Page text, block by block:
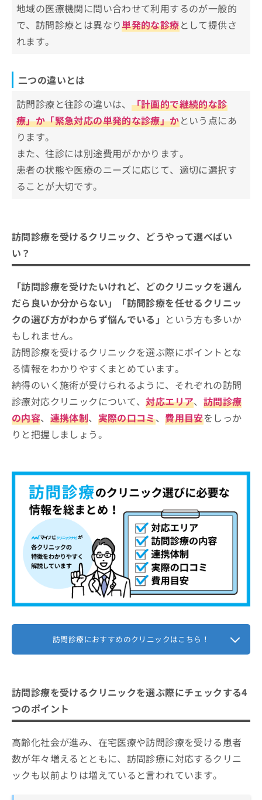
訪問診療が適している人の4つの特徴＆
訪問診療を受ける条件
1．高齢者や身体が不自由な方
3．認知症などで通院が困難な方
4．療養や医療処置を自宅や施設で受けたい方
費用や保険について知っておくこと
訪問診療に関するよくある質問10選！
まとめ：足立区対応で評判の良い訪問診療クリ
ニックおすすめ10選
地域の医療機関に問い合わせて利用するのが一般的
で、訪問診療とは異なり単発的な診療として提供さ
れます。
二つの違いとは
訪問診療と往診の違いは、 「計画的で継続的な診
療」か「緊急対応の単発的な診療」かという点にあ
ります。
また、往診には別途費用がかかります。
患者の状態や医療のニーズに応じて、適切に選択す
ることが大切です。
訪問診療を受けるクリニック、どうやって選べばい
い？
「訪問診療を受けたいけれど、どのクリニックを選ん
だら良いか分からない」「訪問診療を任せるクリニッ
クの選び方がわからず悩んでいる」 という方も多いか
もしれません。
訪問診療を受けるクリニックを選ぶ際にポイントとな
る情報をわかりやすくまとめています。
納得のいく施術が受けられるように、それぞれの訪問
診療対応クリニックについて、対応エリア、 訪問診療
の内容、 連携体制、 実際の口コミ、費用目安をしっか
りと把握しましょう。
訪問診療におすすめのクリニックはこちら！
訪問診療を受けるクリニックを選ぶ際にチェックする4
つのポイント
高齢化社会が進み、在宅医療や訪問診療を受ける患者
数が年々増えるとともに、訪問診療に対応するクリニ
ックも以前よりは増えていると言われています。